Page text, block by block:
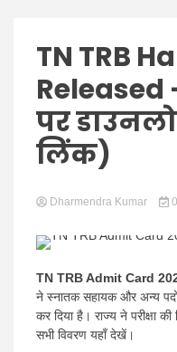
TN TRB
पर
लिंक)
Dharmendra Kumar
TN TRB Admit Card
ने स्नातक सहायक और अन्य
कर दिया है। राज्य ने परीक्षा
सभी विवरण यहाँ देखें।